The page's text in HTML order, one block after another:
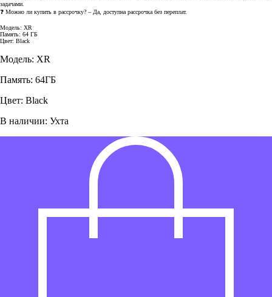
задачами.
❓ Можно ли купить в рассрочку? – Да, доступна рассрочка без переплат.
Модель: XR
Память: 64 ГБ
Цвет: Black
Модель: XR
Память: 64ГБ
Цвет: Black
В наличии: Ухта